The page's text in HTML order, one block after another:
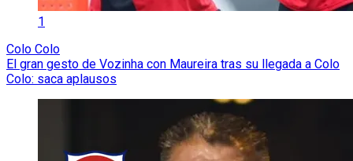
1
Colo Colo
El gran gesto de Vozinha con Maureira tras su llegada a Colo
Colo: saca aplausos